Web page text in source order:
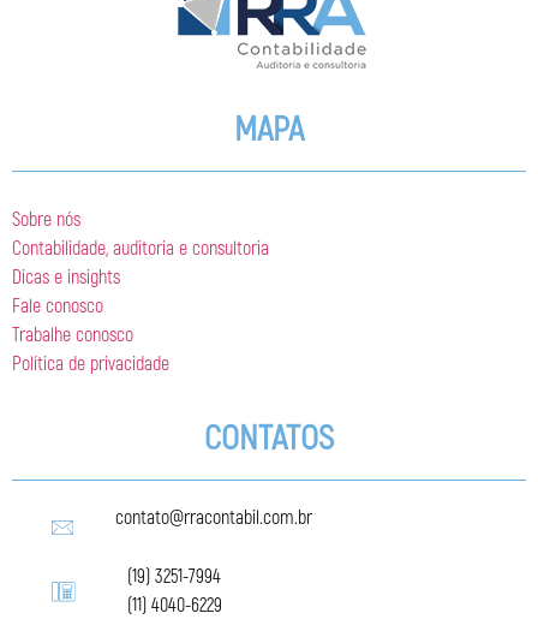
MAPA
Sobre nós
Contabilidade, auditoria e consultoria
Dicas e insights
Fale conosco
Trabalhe conosco
Política de privacidade
CONTATOS
contato@rracontabil.com.br
(19) 3251-7994
(11) 4040-6229